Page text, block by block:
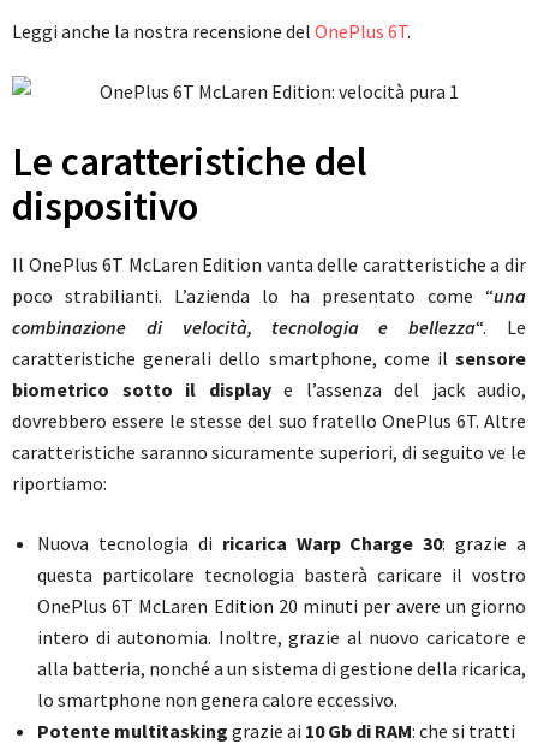
Leggi anche la nostra recensione del OnePlus 6T.
Le caratteristiche del
dispositivo
Il OnePlus 6T McLaren Edition vanta delle caratteristiche a dir
poco strabilianti. L’azienda lo ha presentato come “una
combinazione di velocità, tecnologia e bellezza“. Le
caratteristiche generali dello smartphone, come il sensore
biometrico sotto il displaye l’assenza del jack audio,
dovrebbero essere le stesse del suo fratello OnePlus 6T. Altre
caratteristiche saranno sicuramente superiori, di seguito ve le
riportiamo:
Nuova tecnologia di ricarica Warp Charge 30: grazie a
questa particolare tecnologia basterà caricare il vostro
OnePlus 6T McLaren Edition 20 minuti per avere un giorno
intero di autonomia. Inoltre, grazie al nuovo caricatore e
alla batteria, nonché a un sistema di gestione della ricarica,
lo smartphone non genera calore eccessivo.
Potente multitasking grazie ai 10 Gb di RAM: che si tratti